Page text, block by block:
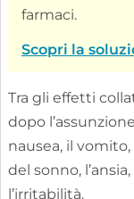
farmaci.
Scopri la
Tra gli effetti
dopo
nausea, il
del sonno,
l’irritabilità.